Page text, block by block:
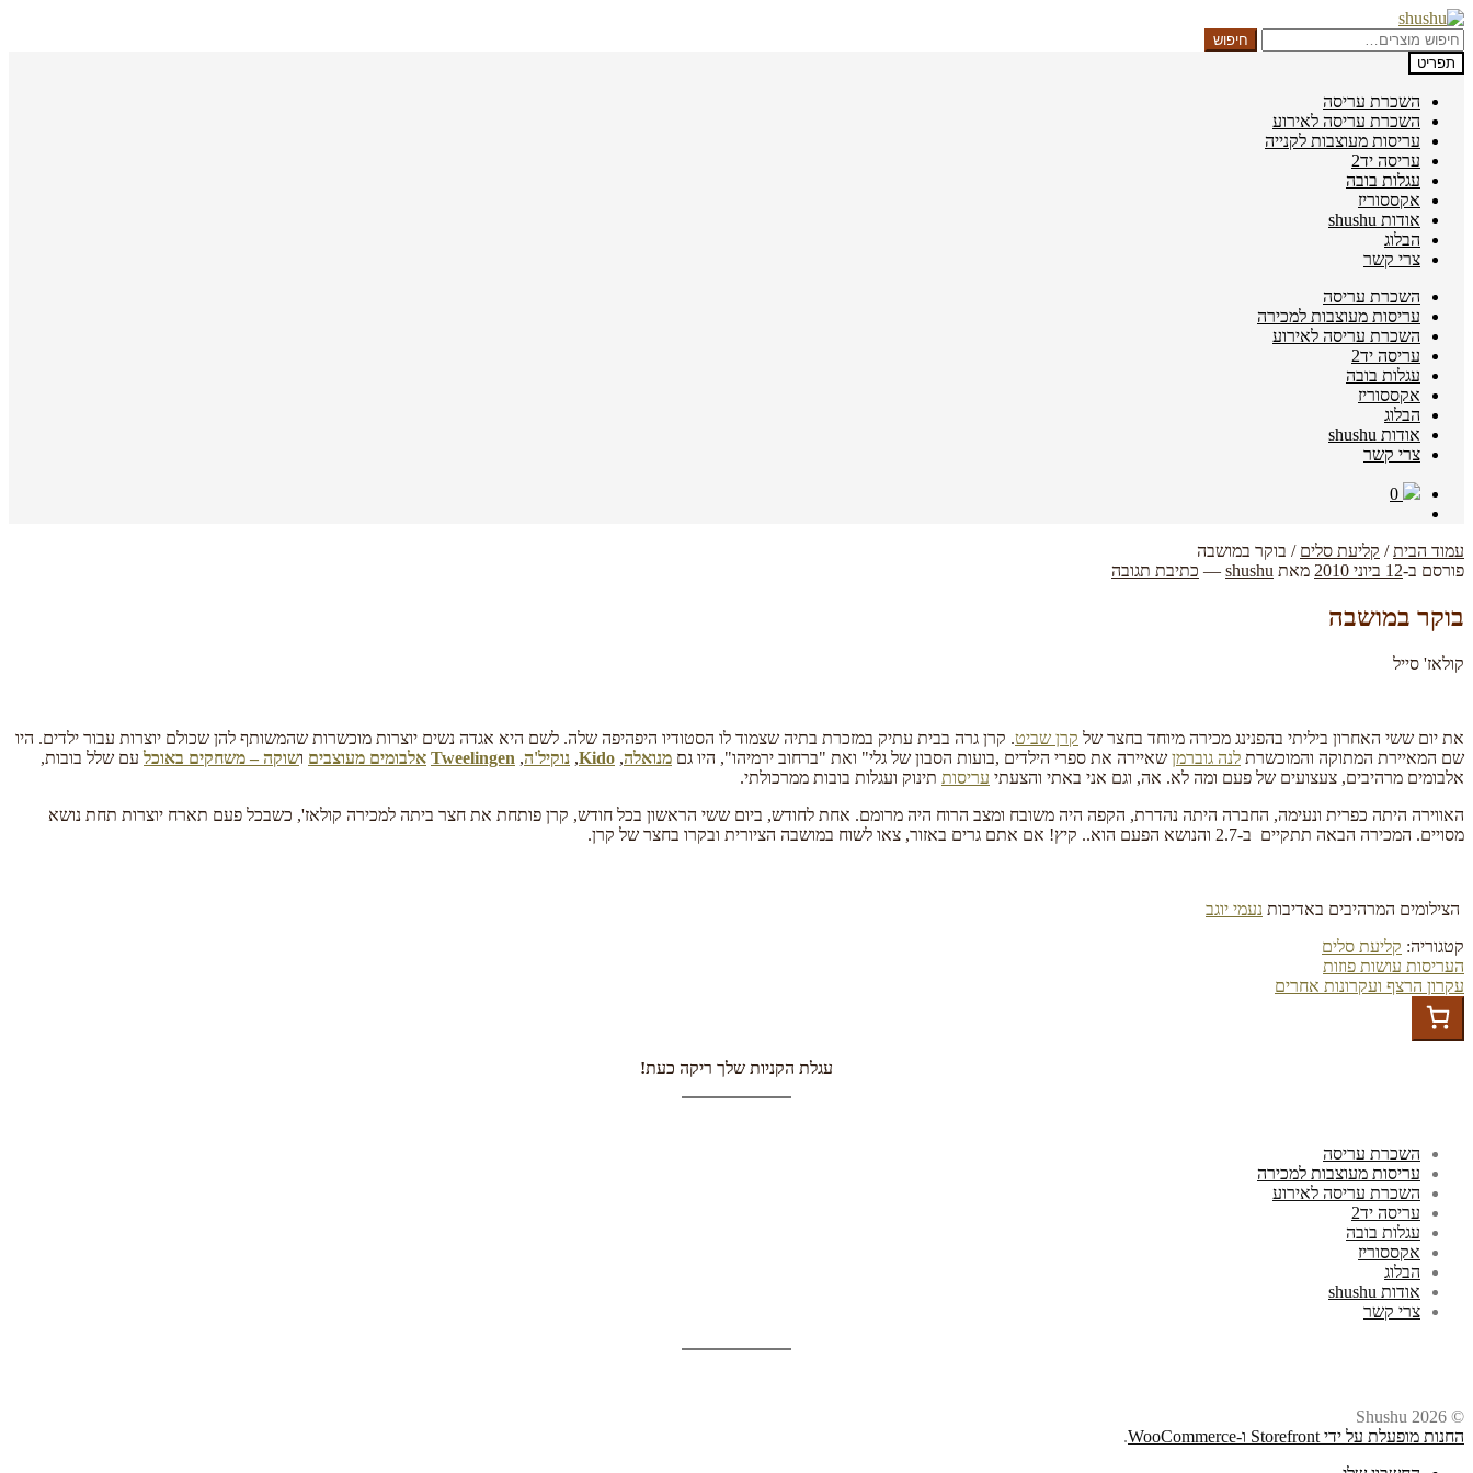
דלג
לניווט
לדלג
לתוכן
חיפוש
עבור:
חיפוש
תפריט
השכרת עריסה
השכרת עריסה לאירוע
עריסות מעוצבות לקנייה
עריסה יד2
עגלות בובה
אקססוריז
אודות shushu
הבלוג
צרי קשר
השכרת עריסה
עריסות מעוצבות למכירה
השכרת עריסה לאירוע
עריסה יד2
עגלות בובה
אקססוריז
הבלוג
אודות shushu
צרי קשר
0
עמוד הבית/ קליעת סלים / בוקר במושבה
פורסם ב-12 ביוני 2010 מאת shushu
— כתיבת תגובה
בוקר במושבה
קולאז' סייל
את יום ששי האחרון ביליתי בהפנינג מכירה מיוחד בחצר של קרן שביט. קרן גרה בבית עתיק במזכרת בתיה שצמוד לו הסטודיו היפהיפה שלה. לשם היא אגדה נשים יוצרות מוכשרות שהמשותף להן שכולם יוצרות עבור ילדים. היו
שם המאיירת המתוקה והמוכשרת לנה גוברמן שאיירה את ספרי הילדים ,בועות הסבון של גלי" ואת "ברחוב ירמיהו", היו גם מנואלה,
Kido
, נוקיל'ה,
Tweelingen אלבומים מעוצבים ושוקה – משחקים באוכל עם שלל בובות,
אלבומים מרהיבים, צעצועים של פעם ומה לא. אה, וגם אני באתי והצעתי עריסות תינוק ועגלות בובות ממרכולתי.
האווירה היתה כפרית ונעימה, החברה היתה נהדרת, הקפה היה משובח ומצב הרוח היה מרומם. אחת לחודש, ביום ששי הראשון בכל חודש, קרן פותחת את חצר ביתה למכירה קולאז', כשבכל פעם תארח יוצרות תחת נושא
מסויים. המכירה הבאה תתקיים ב-2.7 והנושא הפעם הוא.. קיץ! אם אתם גרים באזור, צאו לשוח במושבה הציורית ובקרו בחצר של קרן.
הצילומים המרהיבים באדיבות נעמי יוגב
קטגוריה: קליעת סלים
ניווט
הפוסט
הקודם:
העריסות עושות פוזות
הפוסט
הבא:
עקרון הרצף ועקרונות אחרים
עגלת הקניות שלך ריקה כעת!
השכרת עריסה
עריסות מעוצבות למכירה
השכרת עריסה לאירוע
עריסה יד2
עגלות בובה
אקססוריז
הבלוג
אודות shushu
צרי קשר
© Shushu 2026
החנות מופעלת על ידי Storefront ו-WooCommerce
.